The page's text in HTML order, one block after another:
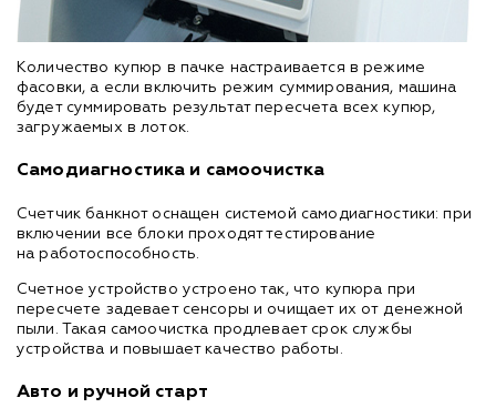
Количество купюр в пачке настраивается в режиме
фасовки, а если включить режим суммирования, машина
будет суммировать результат пересчета всех купюр,
загружаемых в лоток.
Самодиагностика и самоочистка
Счетчик банкнот оснащен системой самодиагностики: при
включении все блоки проходят тестирование
на работоспособность.
Счетное устройство устроено так, что купюра при
пересчете задевает сенсоры и очищает их от денежной
пыли. Такая самоочистка продлевает срок службы
устройства и повышает качество работы.
Авто и ручной старт